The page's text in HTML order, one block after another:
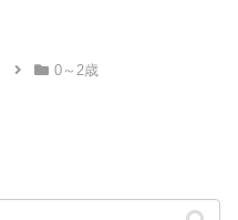
0～2歳